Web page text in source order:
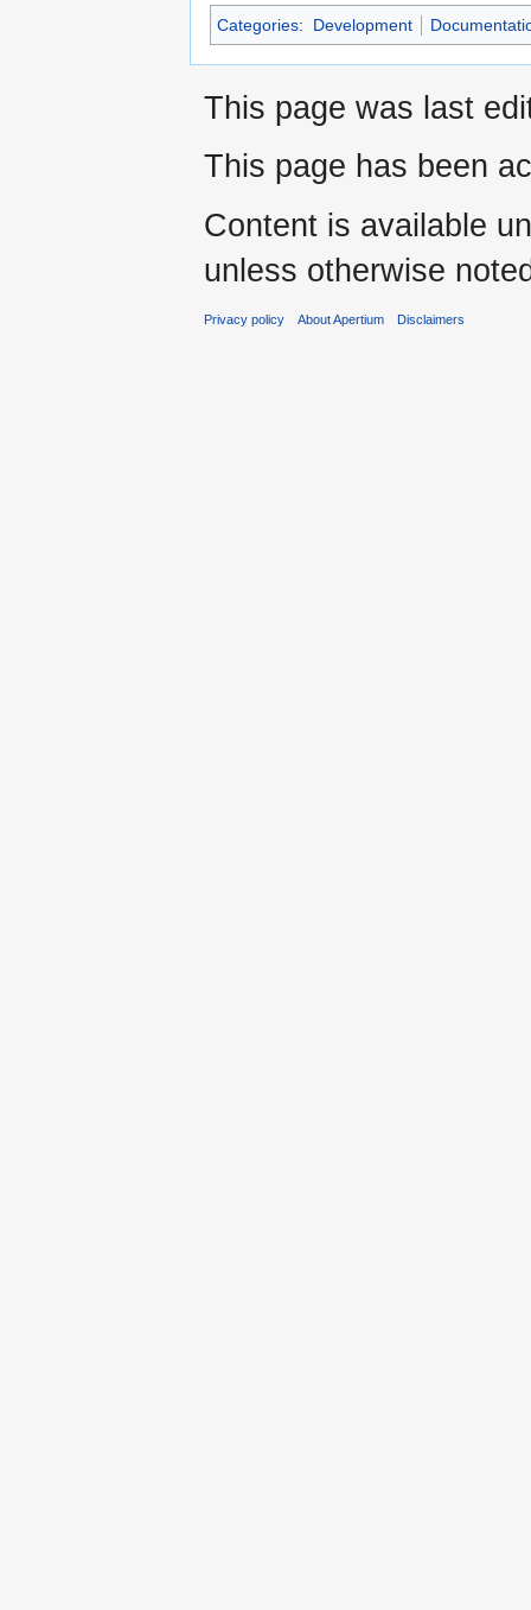
Categories: Development
This page was last
This page has been
Content is available
unless otherwise
Privacy policy About Apertium Disclaimers